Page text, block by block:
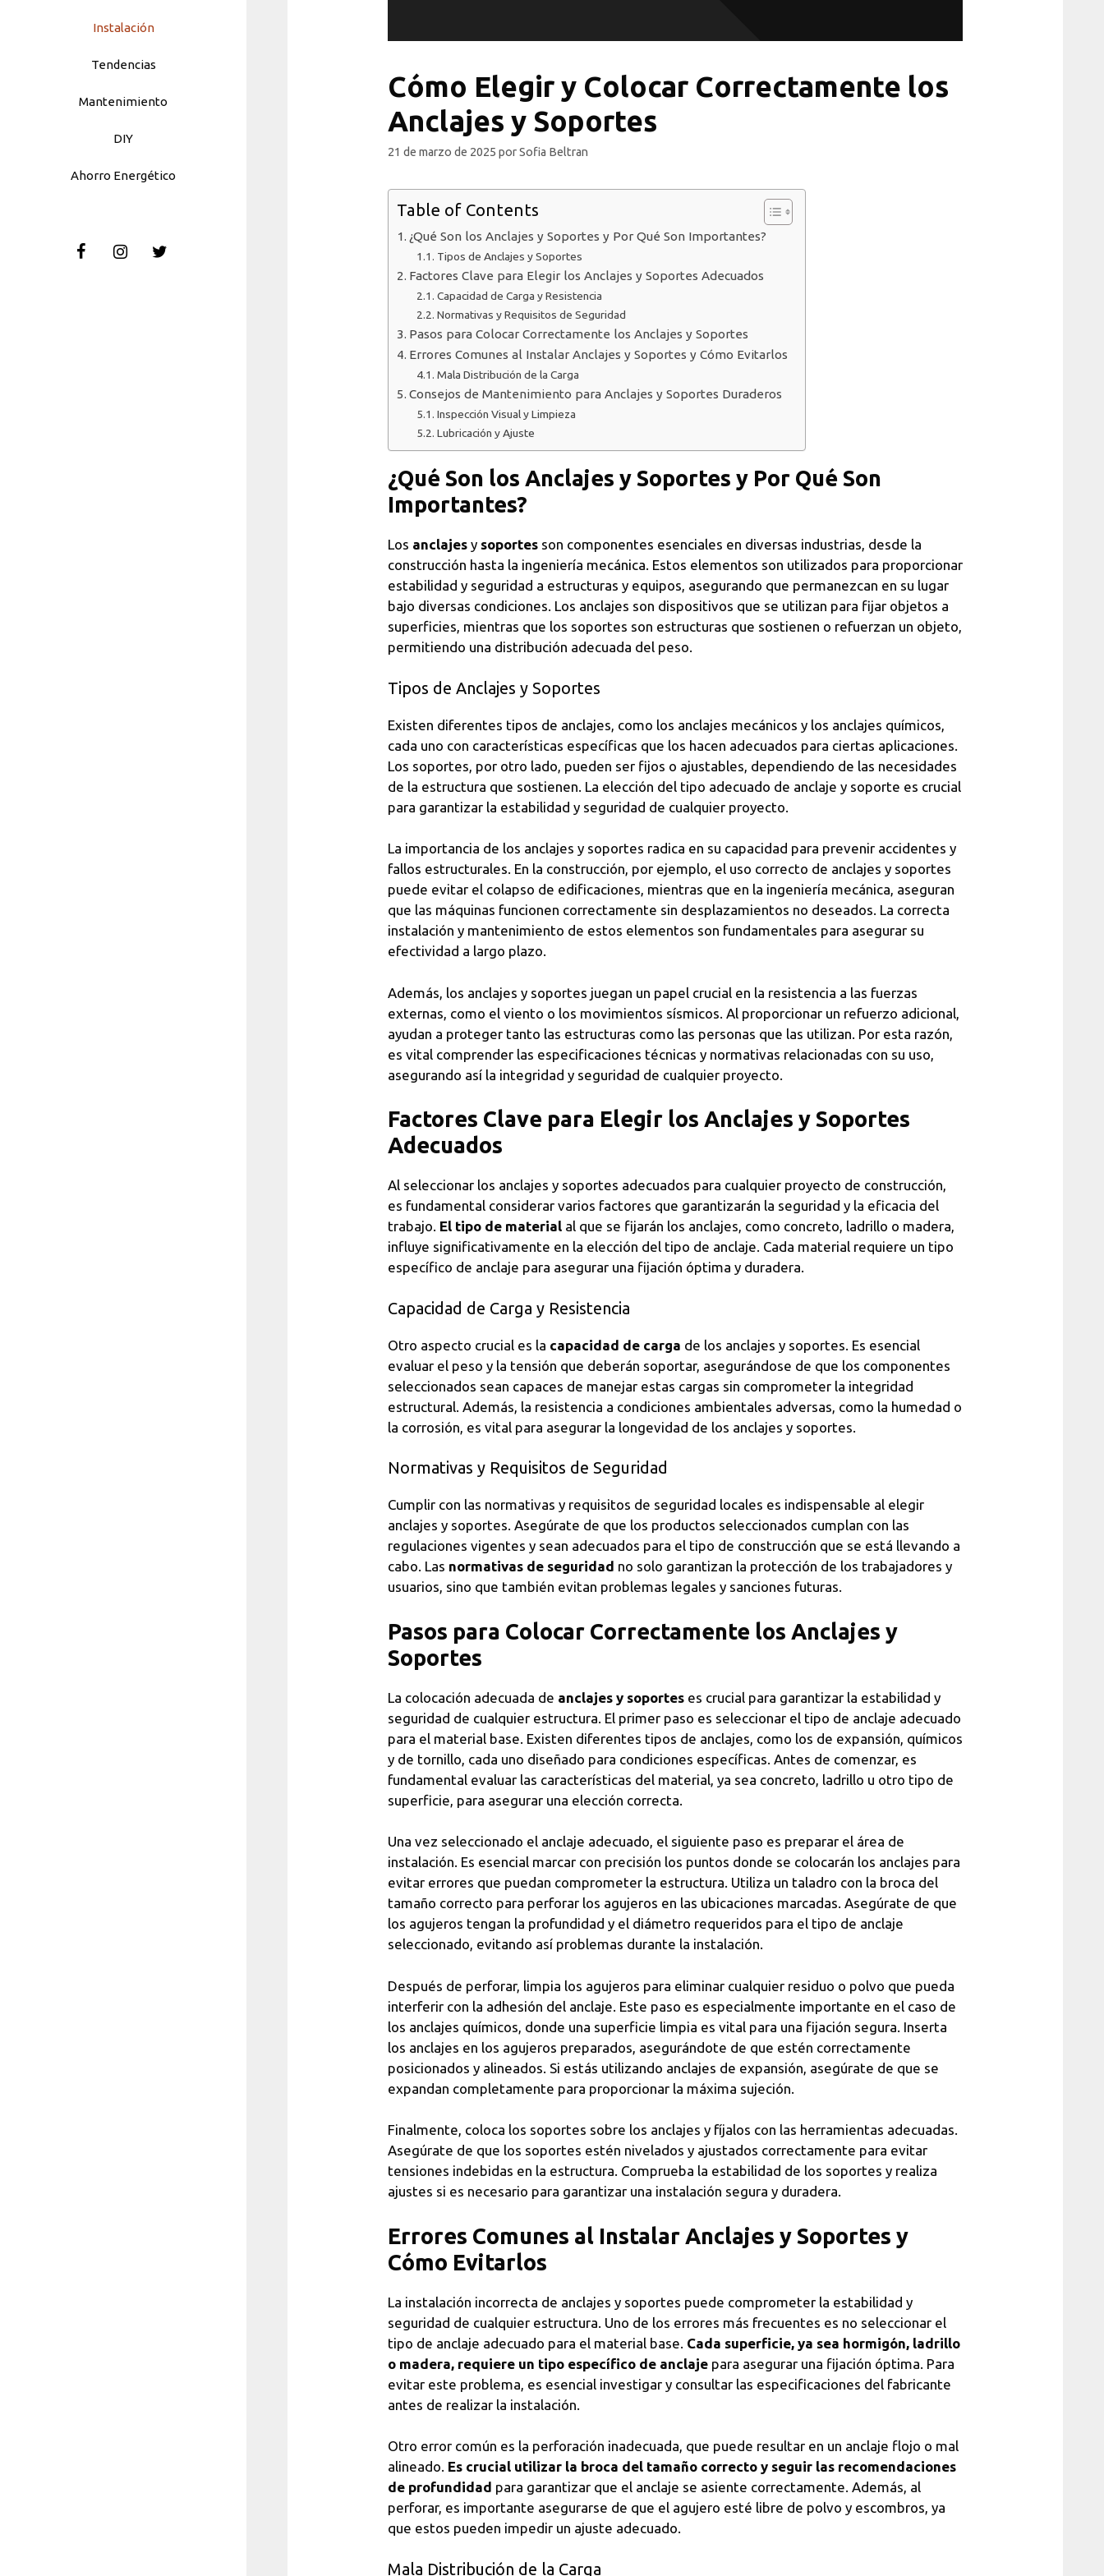
Instalación
Tendencias
Mantenimiento
DIY
Ahorro Energético
Cómo Elegir y Colocar Correctamente los
Anclajes y Soportes
21 de marzo de 2025 porSofia Beltran
Table of Contents
¿Qué Son los Anclajes y Soportes y Por Qué Son Importantes?
Tipos de Anclajes y Soportes
Factores Clave para Elegir los Anclajes y Soportes Adecuados
Capacidad de Carga y Resistencia
Normativas y Requisitos de Seguridad
Pasos para Colocar Correctamente los Anclajes y Soportes
Errores Comunes al Instalar Anclajes y Soportes y Cómo Evitarlos
Mala Distribución de la Carga
Consejos de Mantenimiento para Anclajes y Soportes Duraderos
Inspección Visual y Limpieza
Lubricación y Ajuste
¿Qué Son los Anclajes y Soportes y Por Qué Son
Importantes?
Los anclajes y soportes son componentes esenciales en diversas industrias, desde la
construcción hasta la ingeniería mecánica. Estos elementos son utilizados para proporcionar
estabilidad y seguridad a estructuras y equipos, asegurando que permanezcan en su lugar
bajo diversas condiciones. Los anclajes son dispositivos que se utilizan para fijar objetos a
superficies, mientras que los soportes son estructuras que sostienen o refuerzan un objeto,
permitiendo una distribución adecuada del peso.
Tipos de Anclajes y Soportes
Existen diferentes tipos de anclajes, como los anclajes mecánicos y los anclajes químicos,
cada uno con características específicas que los hacen adecuados para ciertas aplicaciones.
Los soportes, por otro lado, pueden ser fijos o ajustables, dependiendo de las necesidades
de la estructura que sostienen. La elección del tipo adecuado de anclaje y soporte es crucial
para garantizar la estabilidad y seguridad de cualquier proyecto.
La importancia de los anclajes y soportes radica en su capacidad para prevenir accidentes y
fallos estructurales. En la construcción, por ejemplo, el uso correcto de anclajes y soportes
puede evitar el colapso de edificaciones, mientras que en la ingeniería mecánica, aseguran
que las máquinas funcionen correctamente sin desplazamientos no deseados. La correcta
instalación y mantenimiento de estos elementos son fundamentales para asegurar su
efectividad a largo plazo.
Además, los anclajes y soportes juegan un papel crucial en la resistencia a las fuerzas
externas, como el viento o los movimientos sísmicos. Al proporcionar un refuerzo adicional,
ayudan a proteger tanto las estructuras como las personas que las utilizan. Por esta razón,
es vital comprender las especificaciones técnicas y normativas relacionadas con su uso,
asegurando así la integridad y seguridad de cualquier proyecto.
Factores Clave para Elegir los Anclajes y Soportes
Adecuados
Al seleccionar los anclajes y soportes adecuados para cualquier proyecto de construcción,
es fundamental considerar varios factores que garantizarán la seguridad y la eficacia del
trabajo. El tipo de material al que se fijarán los anclajes, como concreto, ladrillo o madera,
influye significativamente en la elección del tipo de anclaje. Cada material requiere un tipo
específico de anclaje para asegurar una fijación óptima y duradera.
Capacidad de Carga y Resistencia
Otro aspecto crucial es la capacidad de carga de los anclajes y soportes. Es esencial
evaluar el peso y la tensión que deberán soportar, asegurándose de que los componentes
seleccionados sean capaces de manejar estas cargas sin comprometer la integridad
estructural. Además, la resistencia a condiciones ambientales adversas, como la humedad o
la corrosión, es vital para asegurar la longevidad de los anclajes y soportes.
Normativas y Requisitos de Seguridad
Cumplir con las normativas y requisitos de seguridad locales es indispensable al elegir
anclajes y soportes. Asegúrate de que los productos seleccionados cumplan con las
regulaciones vigentes y sean adecuados para el tipo de construcción que se está llevando a
cabo. Las normativas de seguridad no solo garantizan la protección de los trabajadores y
usuarios, sino que también evitan problemas legales y sanciones futuras.
Pasos para Colocar Correctamente los Anclajes y
Soportes
La colocación adecuada de anclajes y soportes es crucial para garantizar la estabilidad y
seguridad de cualquier estructura. El primer paso es seleccionar el tipo de anclaje adecuado
para el material base. Existen diferentes tipos de anclajes, como los de expansión, químicos
y de tornillo, cada uno diseñado para condiciones específicas. Antes de comenzar, es
fundamental evaluar las características del material, ya sea concreto, ladrillo u otro tipo de
superficie, para asegurar una elección correcta.
Una vez seleccionado el anclaje adecuado, el siguiente paso es preparar el área de
instalación. Es esencial marcar con precisión los puntos donde se colocarán los anclajes para
evitar errores que puedan comprometer la estructura. Utiliza un taladro con la broca del
tamaño correcto para perforar los agujeros en las ubicaciones marcadas. Asegúrate de que
los agujeros tengan la profundidad y el diámetro requeridos para el tipo de anclaje
seleccionado, evitando así problemas durante la instalación.
Después de perforar, limpia los agujeros para eliminar cualquier residuo o polvo que pueda
interferir con la adhesión del anclaje. Este paso es especialmente importante en el caso de
los anclajes químicos, donde una superficie limpia es vital para una fijación segura. Inserta
los anclajes en los agujeros preparados, asegurándote de que estén correctamente
posicionados y alineados. Si estás utilizando anclajes de expansión, asegúrate de que se
expandan completamente para proporcionar la máxima sujeción.
Finalmente, coloca los soportes sobre los anclajes y fíjalos con las herramientas adecuadas.
Asegúrate de que los soportes estén nivelados y ajustados correctamente para evitar
tensiones indebidas en la estructura. Comprueba la estabilidad de los soportes y realiza
ajustes si es necesario para garantizar una instalación segura y duradera.
Errores Comunes al Instalar Anclajes y Soportes y
Cómo Evitarlos
La instalación incorrecta de anclajes y soportes puede comprometer la estabilidad y
seguridad de cualquier estructura. Uno de los errores más frecuentes es no seleccionar el
tipo de anclaje adecuado para el material base. Cada superficie, ya sea hormigón, ladrillo
o madera, requiere un tipo específico de anclaje para asegurar una fijación óptima. Para
evitar este problema, es esencial investigar y consultar las especificaciones del fabricante
antes de realizar la instalación.
Otro error común es la perforación inadecuada, que puede resultar en un anclaje flojo o mal
alineado. Es crucial utilizar la broca del tamaño correcto y seguir las recomendaciones
de profundidad para garantizar que el anclaje se asiente correctamente. Además, al
perforar, es importante asegurarse de que el agujero esté libre de polvo y escombros, ya
que estos pueden impedir un ajuste adecuado.
Mala Distribución de la Carga